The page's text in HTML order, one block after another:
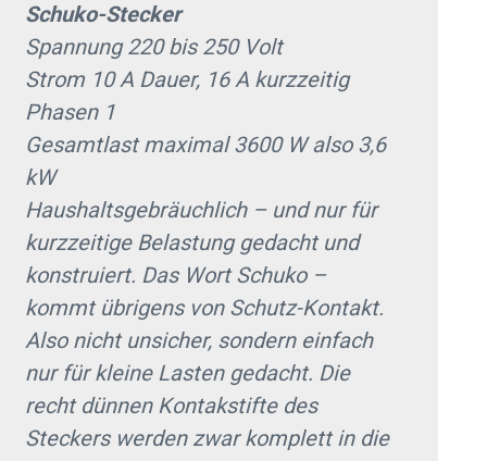
Schuko-Stecker
Spannung 220 bis 250 Volt
Strom 10 A Dauer, 16 A kurzzeitig
Phasen 1
Gesamtlast maximal 3600 W also 3,6
kW
Haushaltsgebräuchlich – und nur für
kurzzeitige Belastung gedacht und
konstruiert. Das Wort Schuko –
kommt übrigens von Schutz-Kontakt.
Also nicht unsicher, sondern einfach
nur für kleine Lasten gedacht. Die
recht dünnen Kontakstifte des
Steckers werden zwar komplett in die